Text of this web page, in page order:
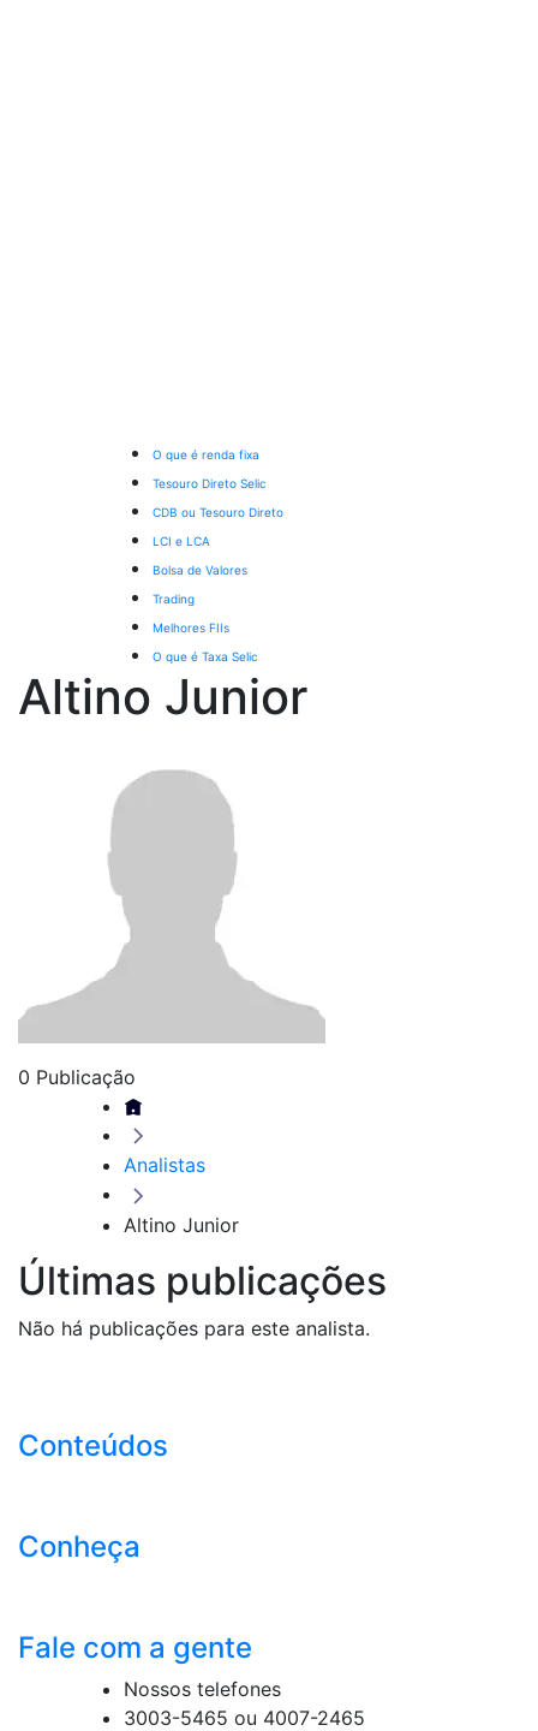
O que é renda fixa
Tesouro Direto Selic
CDB ou Tesouro Direto
LCI e LCA
Bolsa de Valores
Trading
Melhores FIIs
O que é Taxa Selic
Altino Junior
0 Publicação
Analistas
Altino Junior
Últimas publicações
Não há publicações para este analista.
Conteúdos
Conheça
Fale com a gente
Nossos telefones
3003-5465 ou 4007-2465